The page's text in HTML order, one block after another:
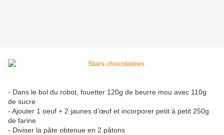
- Dans le bol du robot, fouetter 120g de beurre mou avec 110g
de sucre
- Ajouter 1 oeuf + 2 jaunes d’œuf et incorporer petit à petit 250g
de farine
- Diviser la pâte obtenue en 2 pâtons